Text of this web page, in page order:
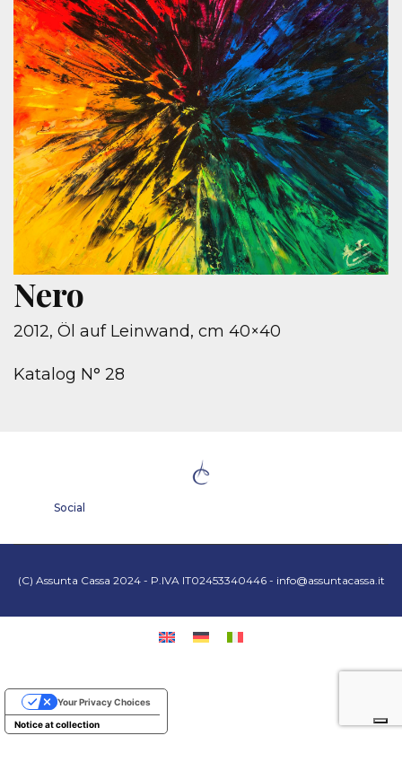
Nero
2012, Öl auf Leinwand, cm 40×40
Katalog N° 28
Social
(C) Assunta Cassa 2024 - P.IVA IT02453340446 - info@assuntacassa.it
Notice at collection
Your Privacy Choices